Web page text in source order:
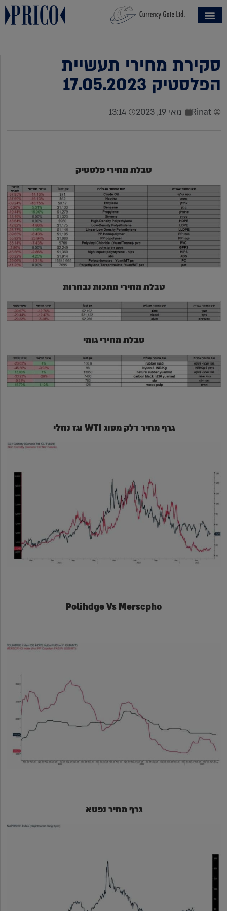
סקירת מחירי תעשיית
הפלסטיק 17.05.2023
Rinat מאי 19, 2023 13:14
טבלת מחירי פלסטיק
טבלת מחירי מתכות נבחרות
טבלת מחירי גומי
גרף מחיר דלק מסוג WTI וגז נוזלי
Polihdge Vs Merscpho
גרף מחיר נפטא